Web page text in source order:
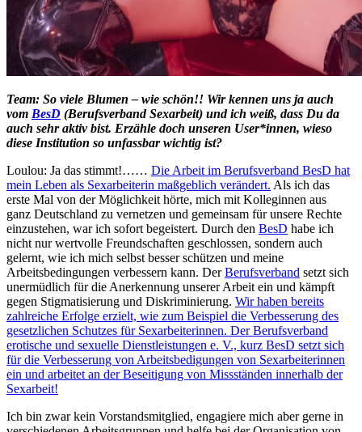
Team: So viele Blumen – wie schön!! Wir kennen uns ja auch
vom BesD (Berufsverband Sexarbeit) und ich weiß, dass Du da
auch sehr aktiv bist. Erzähle doch unseren User*innen, wieso
diese Institution so unfassbar wichtig ist?
Loulou: Ja das stimmt!…… Die Arbeit im Berufsverband BesD hat
mein Leben als Sexarbeiterin maßgeblich verändert. Als ich das
erste Mal von der Möglichkeit hörte, mich mit Kolleginnen aus
ganz Deutschland zu vernetzen und gemeinsam für unsere Rechte
einzustehen, war ich sofort begeistert. Durch den BesD habe ich
nicht nur wertvolle Freundschaften geschlossen, sondern auch
gelernt, wie ich mich selbst besser schützen und meine
Arbeitsbedingungen verbessern kann. DerBerufsverband setzt sich
unermüdlich für die Anerkennung unserer Arbeit ein und kämpft
gegen Stigmatisierung und Diskriminierung. Wir haben bereits
zahlreiche Erfolge erzielt, wie zum Beispiel die Verbesserung des
gesetzlichen Schutzes für Sexarbeiterinnen. Der Berufsverband
erotische und sexuelle Dienstleistungen e. V., kurz BesD setzt sich
für die Verbesserung von Arbeitsbedigungen von Sexarbeiterinnen
ein und arbeitet an der Beseitigung von Missständen innerhalb der
Sexarbeit!
Ich bin zwar kein Vorstandsmitglied, engagiere mich aber gerne in